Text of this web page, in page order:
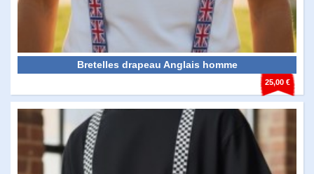
25,00 €
Bretelles drapeau Anglais homme